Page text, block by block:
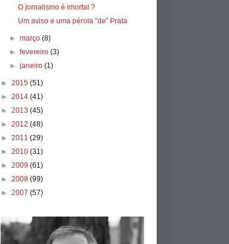
O jornalismo é imortal ?
Um aviso e uma pérola "de" Prata
► março (8)
► fevereiro (3)
► janeiro (1)
► 2015 (51)
► 2014 (41)
► 2013 (45)
► 2012 (48)
► 2011 (29)
► 2010 (31)
► 2009 (61)
► 2008 (99)
► 2007 (57)